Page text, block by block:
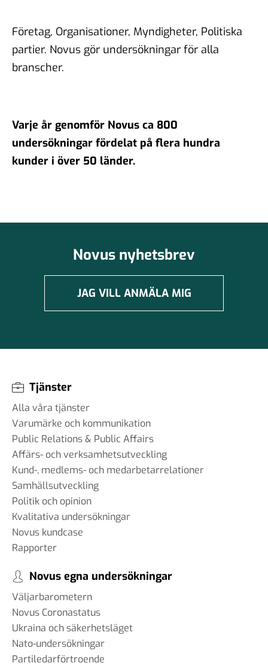
Företag, Organisationer, Myndigheter, Politiska
partier. Novus gör undersökningar för alla
branscher.
Varje år genomför Novus ca 800
undersökningar fördelat på flera hundra
kunder i över 50 länder.
Novus nyhetsbrev
JAG VILL ANMÄLA MIG
Tjänster
Alla våra tjänster
Varumärke och kommunikation
Public Relations & Public Affairs
Affärs- och verksamhetsutveckling
Kund-, medlems- och medarbetarrelationer
Samhällsutveckling
Politik och opinion
Kvalitativa undersökningar
Novus kundcase
Rapporter
Novus egna undersökningar
Väljarbarometern
Novus Coronastatus
Ukraina och säkerhetsläget
Nato-undersökningar
Partiledarförtroende